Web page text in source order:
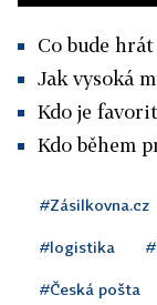
Co bude
Jak vysoká
Kdo je
Kdo během
#Zásilkovna.cz
#logistika
#Česká pošta